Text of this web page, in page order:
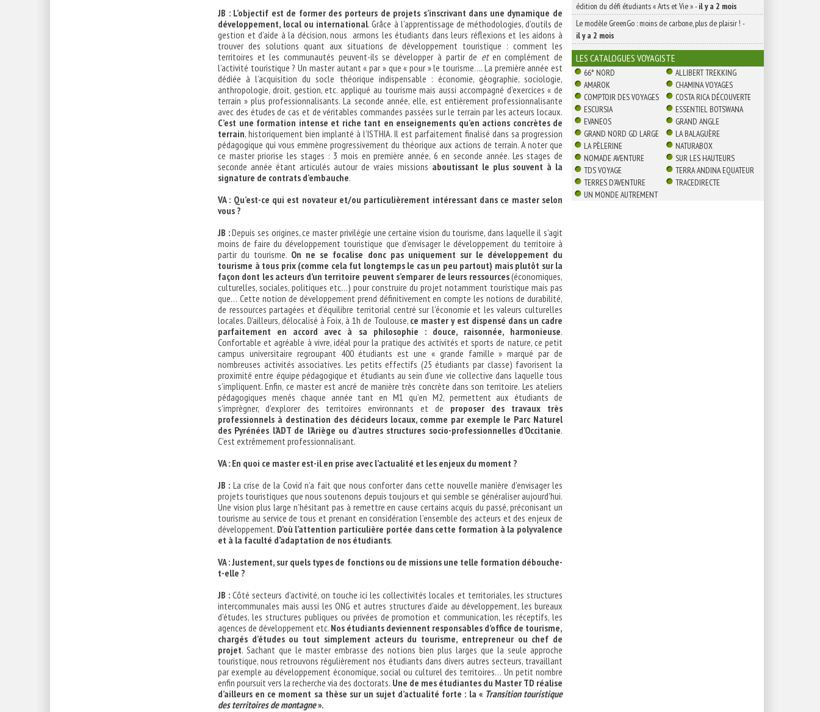
JB : L’objectif est de former des porteurs de projets s’inscrivant dans une dynamique de
développement, local ou international. Grâce à l’apprentissage de méthodologies, d’outils de
gestion et d’aide à la décision, nous armons les étudiants dans leurs réflexions et les aidons à
trouver des solutions quant aux situations de développement touristique : comment les
territoires et les communautés peuvent-ils se développer à partir de eten complément de
l’activité touristique ? Un master autant « par » que « pour » le tourisme…. La première année est
dédiée à l’acquisition du socle théorique indispensable : économie, géographie, sociologie,
anthropologie, droit, gestion, etc. appliqué au tourisme mais aussi accompagné d’exercices « de
terrain » plus professionnalisants. La seconde année, elle, est entièrement professionnalisante
avec des études de cas et de véritables commandes passées sur le terrain par les acteurs locaux.
C’est une formation intense et riche tant en enseignements qu’en actions concrètes de
terrain, historiquement bien implanté à l’ISTHIA. Il est parfaitement finalisé dans sa progression
pédagogique qui vous emmène progressivement du théorique aux actions de terrain. A noter que
ce master priorise les stages : 3 mois en première année, 6 en seconde année. Les stages de
seconde année étant articulés autour de vraies missions aboutissant le plus souvent à la
signature de contrats d’embauche.
VA : Qu’est-ce qui est novateur et/ou particulièrement intéressant dans ce master selon
vous ?
JB :Depuis ses origines, ce master privilégie une certaine vision du tourisme, dans laquelle il s’agit
moins de faire du développement touristique que d’envisager le développement du territoire à
partir du tourisme. On ne se focalise donc pas uniquement sur le développement du
tourisme à tous prix (comme cela fut longtemps le cas un peu partout) mais plutôt sur la
façon dont les acteurs d’un territoire peuvent s’emparer de leurs ressources(économiques,
culturelles, sociales, politiques etc…) pour construire du projet notamment touristique mais pas
que… Cette notion de développement prend définitivement en compte les notions de durabilité,
de ressources partagées et d’équilibre territorial centré sur l’économie et les valeurs culturelles
locales. D’ailleurs, délocalisé à Foix, à 1h de Toulouse, ce master y est dispensé dans un cadre
parfaitement en accord avec à sa philosophie : douce, raisonnée, harmonieuse.
Confortable et agréable à vivre, idéal pour la pratique des activités et sports de nature, ce petit
campus universitaire regroupant 400 étudiants est une « grande famille » marqué par de
nombreuses activités associatives. Les petits effectifs (25 étudiants par classe) favorisent la
proximité entre équipe pédagogique et étudiants au sein d’une vie collective dans laquelle tous
s’impliquent. Enfin, ce master est ancré de manière très concrète dans son territoire. Les ateliers
pédagogiques menés chaque année tant en M1 qu’en M2, permettent aux étudiants de
s’imprègner, d’explorer des territoires environnants et de proposer des travaux très
professionnels à destination des décideurs locaux, comme par exemple le Parc Naturel
des Pyrénées l’ADT de l’Ariège ou d’autres structures socio-professionnelles d’Occitanie.
C’est extrêmement professionnalisant.
VA : En quoi ce master est-il en prise avec l’actualité et les enjeux du moment ?
JB : La crise de la Covid n’a fait que nous conforter dans cette nouvelle manière d’envisager les
projets touristiques que nous soutenons depuis toujours et qui semble se généraliser aujourd’hui.
Une vision plus large n’hésitant pas à remettre en cause certains acquis du passé, préconisant un
tourisme au service de tous et prenant en considération l’ensemble des acteurs et des enjeux de
développement. D’où l’attention particulière portée dans cette formation à la polyvalence
et à la faculté d’adaptation de nos étudiants.
VA :Justement, sur quels types de fonctions ou de missions une telle formation débouche-
t-elle ?
JB :Côté secteurs d’activité, on touche ici les collectivités locales et territoriales, les structures
intercommunales mais aussi les ONG et autres structures d’aide au développement, les bureaux
d’études, les structures publiques ou privées de promotion et communication, les réceptifs, les
agences de développement etc. Nos étudiants deviennent responsables d’office de tourisme,
chargés d’études ou tout simplement acteurs du tourisme, entrepreneur ou chef de
projet. Sachant que le master embrasse des notions bien plus larges que la seule approche
touristique, nous retrouvons régulièrement nos étudiants dans divers autres secteurs, travaillant
par exemple au développement économique, social ou culturel des territoires… Un petit nombre
enfin poursuit vers la recherche via des doctorats. Une de mes étudiantes du Master TD réalise
d’ailleurs en ce moment sa thèse sur un sujet d’actualité forte : la « Transition touristique
des territoires de montagne».
édition du défi étudiants « Arts et Vie »-il y a 2 mois
Le modèle GreenGo : moins de carbone, plus de plaisir ! -
il y a 2 mois
LES CATALOGUES VOYAGISTE
66° NORD
ALLIBERT TREKKING
AMAROK
CHAMINA VOYAGES
COMPTOIR DES VOYAGES
COSTA RICA DÉCOUVERTE
ESCURSIA
ESSENTIEL BOTSWANA
EVANEOS
GRAND ANGLE
GRAND NORD GD LARGE
LA BALAGUÈRE
LA PÈLERINE
NATURABOX
NOMADE AVENTURE
SUR LES HAUTEURS
TDS VOYAGE
TERRA ANDINA EQUATEUR
TERRES D'AVENTURE
TRACEDIRECTE
UN MONDE AUTREMENT